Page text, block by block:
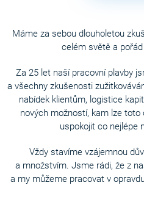
Máme za sebou dlouholetou
celém světě a
Za 25 let naší pracovní plavby
a všechny zkušenosti
nabídek klientům, logistice
nových možností, kam lze
uspokojit co nejlépe
Vždy stavíme vzájemnou
a množstvím. Jsme rádi, že z
a my můžeme pracovat v